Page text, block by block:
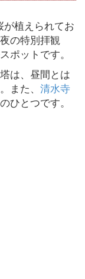
が植えられてお
の特別拝観
ポットです。
は、昼間とは
また、 清水寺
ひとつです。